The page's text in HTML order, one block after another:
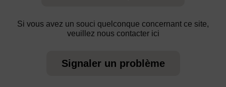
Si vous avez un souci quelconque concernant ce site,
veuillez nous contacter ici
Signaler un problème